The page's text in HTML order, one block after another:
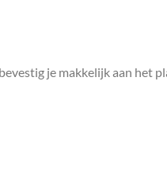
je makkelijk aan het